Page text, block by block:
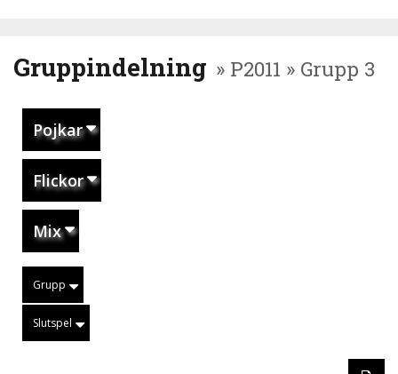
Gruppindelning » P2011 » Grupp 3
Pojkar
Flickor
Mix
Grupp
Slutspel